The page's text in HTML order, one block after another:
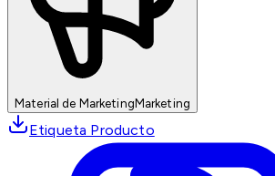
Material de MarketingMarketing
Etiqueta Producto